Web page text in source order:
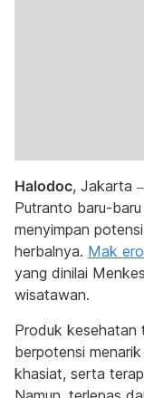
Halodoc, Jakarta
Putranto baru-
menyimpan
herbalnya. Mak
yang dinilai
wisatawan.
Produk kesehatan
berpotensi
khasiat, serta